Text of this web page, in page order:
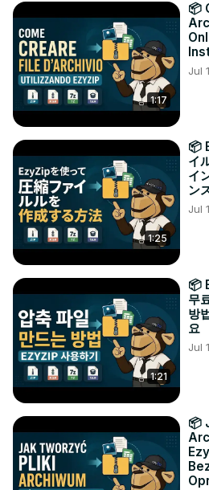
1:17
📦
Jul
1:25
📦
イ
イ
ン
Jul
1:21
📦
무
방
요
Jul
📦